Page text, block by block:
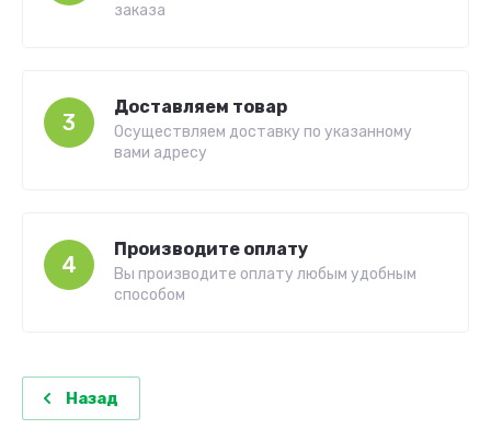
заказа
3
Доставляем товар
Осуществляем доставку по указанному
вами адресу
4
Производите оплату
Вы производите оплату любым удобным
способом
Назад